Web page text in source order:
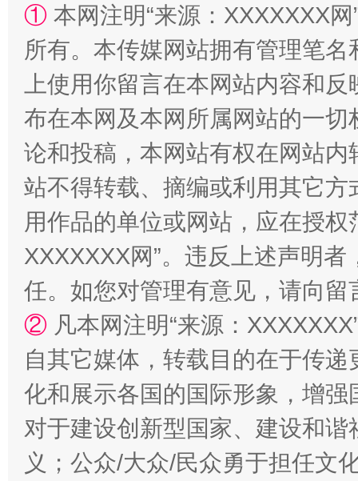
站台名比不上好声名
漫山遍野的桃花与雪山、麦地、白藏房 除
① 本网注明“来源：XXXXXXX
所有。本传媒网站拥有管理笔
上使用你留言在本网站内容和
布在本网及本网所属网站的一
论和投稿，本网站有权在网站
站不得转载、摘编或利用其它
用作品的单位或网站，应在授
XXXXXXX网”。违反上述声明
任。如您对管理有意见，请向
② 凡本网注明“来源：
自其它媒体，转载目的在于传
化和展示各国的国际形象，增
对于建设创新型国家、建设和
义；公众/大众/民众勇于担任文